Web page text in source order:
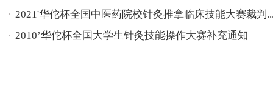
2021'华佗杯全国中医药院校针灸推拿临床技能大赛裁判
2010’华佗杯全国大学生针灸技能操作大赛补充通知